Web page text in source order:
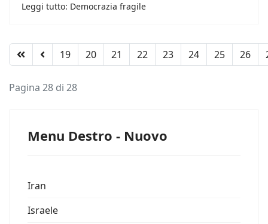
Leggi tutto: Democrazia fragile
19 20 21 22 23 24 25 26
Pagina 28 di 28
Menu Destro - Nuovo
Iran
Israele